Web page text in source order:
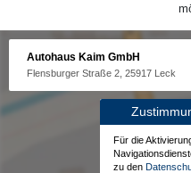
Autohaus Kaim GmbH
Flensburger Straße 2, 25917 Leck
Für die
zu den